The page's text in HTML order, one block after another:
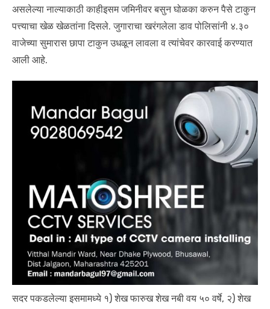
असलेल्या नाल्याकाठी काहीइसम जमिनीवर बसुन घोळका करुन पैसे टाकुन
पत्त्याचा खेळ खेळतांना दिसले. जुगाराचा खरंगलेला डाव पोलिसांनी ४.३०
वाजेच्या सुमारास छापा टाकुन उधळून लावला व त्यांचेवर कारवाई करण्यात
आली आहे.
सदर पकडलेल्या इसमामध्ये १) शेख फारुख शेख नबी वय ५० वर्षे, २) शेख